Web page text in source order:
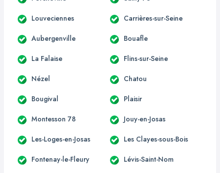
Louveciennes Carrières-sur-Seine
Aubergenville Bouafle
La Falaise Flins-sur-Seine
Nézel Chatou
Bougival Plaisir
Montesson 78 Jouy-en-Josas
Les-Loges-en-Josas Les Clayes-sous-Bois
Fontenay-le-Fleury Lévis-Saint-Nom